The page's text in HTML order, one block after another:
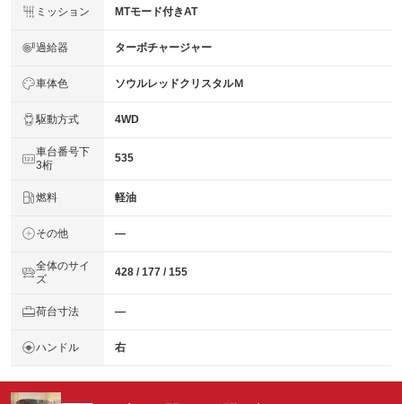
ミッション MTモード付きAT
過給器 ターボチャージャー
車体色 ソウルレッドクリスタルＭ
駆動方式 4WD
車台番号下
3桁
535
燃料 軽油
その他 ―
全体のサイ
ズ
428 / 177 / 155
荷台寸法 ―
ハンドル 右